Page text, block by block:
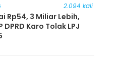
2.094 kali
Rp54, 3 Miliar Lebih,
DPRD Karo Tolak LPJ